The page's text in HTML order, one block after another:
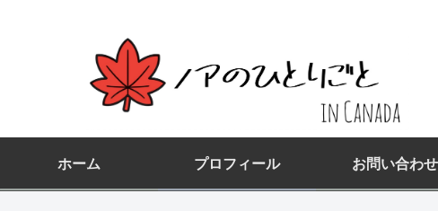
ホーム プロフィール お問い合わせ